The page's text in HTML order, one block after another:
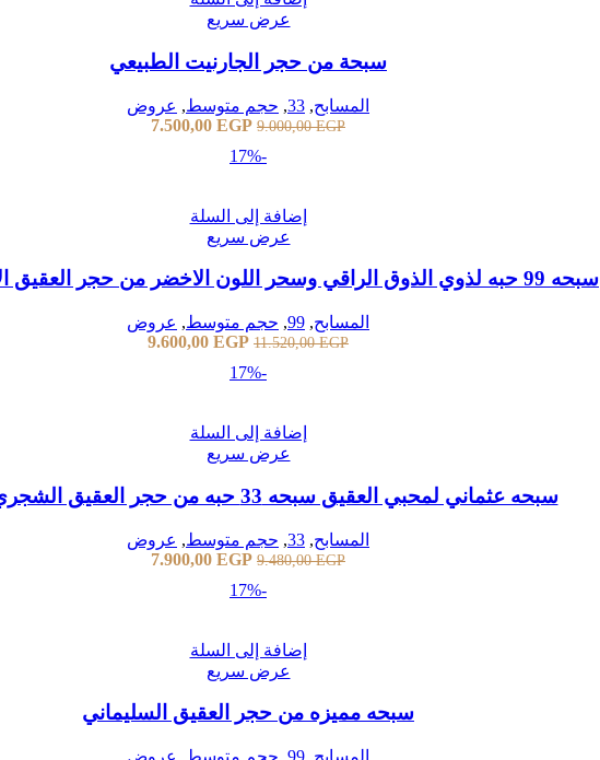
عرض سريع
سبحة من حجر الجارنيت الطبيعي
المسابح,
33
, حجم متوسط, عروض
9.000,00EGP
7.500,00 EGP
-17%
إضافة إلى السلة
عرض سريع
سبحه 99 حبه لذوي الذوق الراقي وسحر اللون الاخضر من حجر العقيق الاخضر النقي
المسابح,
99
, حجم متوسط, عروض
11.520,00EGP
9.600,00 EGP
-17%
إضافة إلى السلة
عرض سريع
سبحه عثماني لمحبي العقيق سبحه 33 حبه من حجر العقيق الشجري النقي
المسابح,
33
, حجم متوسط, عروض
9.480,00EGP
7.900,00 EGP
-17%
إضافة إلى السلة
عرض سريع
سبحه مميزه من حجر العقيق السليماني
المسابح 99 حجم متوسط عروض